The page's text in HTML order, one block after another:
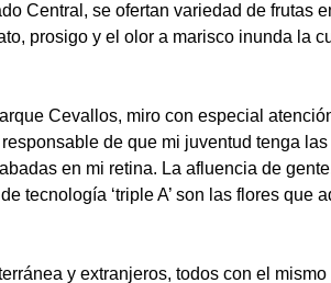
Central, se ofertan variedad de
prosigo y el olor a marisco inunda la
Cevallos, miro con especial
de que mi juventud tenga las
en mi retina. La afluencia de
tecnología ‘triple A’ son las flores que
y extranjeros, todos con el mismo